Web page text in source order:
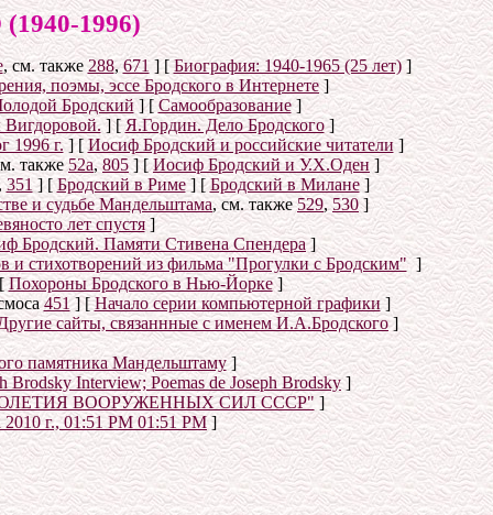
1996)
, см. также288,671] [Биография: 1940-1965 (25 лет)]
поэмы, эссе Бродского в Интернете]
Бродский] [ Самообразование]
] [Я.Гордин. Дело Бродского]
1996 г.] [Иосиф Бродский и российские читатели]
также52а,805] [Иосиф Бродский и У.Х.Оден ]
351] [Бродский в Риме] [Бродский в Милане]
и судьбе Мандельштама, см. также 529,530]
лет спустя]
Бродский. Памяти Стивена Спендера]
и стихотворений из фильма "Прогулки с Бродским"]
Похороны Бродского в Нью-Йорке]
451] [Начало серии компьютерной графики]
сайты, связаннные с именем И.А.Бродского]
памятника Мандельштаму]
Brodsky Interview; Poemas de Joseph Brodsky]
ВООРУЖЕННЫХ СИЛ СССР" ]
2010 г., 01:51 PM 01:51 PM]